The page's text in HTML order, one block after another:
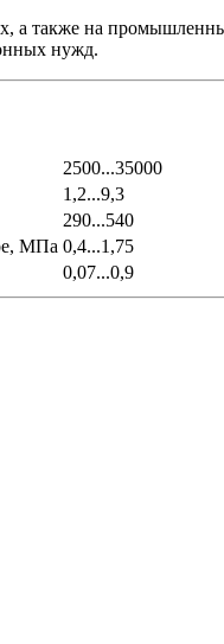
также на
нужд.
2500...35000
1,2...9,3
290...540
МПа 0,4...1,75
0,07...0,9